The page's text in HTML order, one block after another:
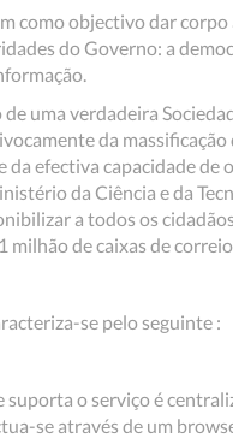
como objectivo dar corpo
do Governo: a
de uma verdadeira
da massificação
da efectiva capacidade de
da Ciência e da
a todos os
milhão de caixas de
se pelo seguinte :
suporta o serviço é
se através de um